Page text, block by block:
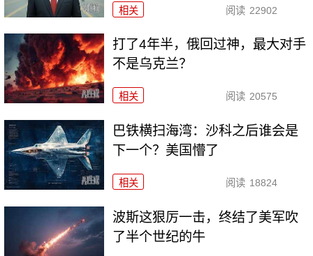
相关 阅读 22902
打了4年半，俄回过神，最大对手
不是乌克兰？
相关 阅读 20575
巴铁横扫海湾：沙科之后谁会是
下一个？美国懵了
相关 阅读 18824
波斯这狠厉一击，终结了美军吹
了半个世纪的牛